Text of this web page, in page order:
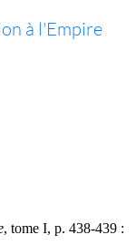
à l'Empire
, tome I, p. 438-439 :